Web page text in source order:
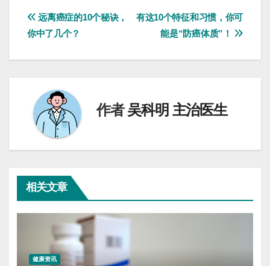
文
章
航
有这10个特征和习惯，你可
能是“防癌体质”！
远离癌症的10个秘诀，
你中了几个？
作者吴科明 主治医生
相关文章
健康资讯